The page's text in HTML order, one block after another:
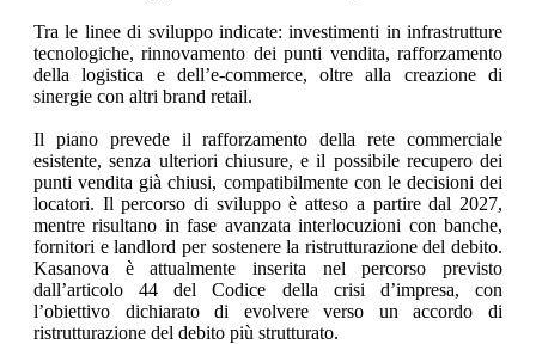
Tra le linee di sviluppo indicate: investimenti in infrastrutture
tecnologiche, rinnovamento dei punti vendita, rafforzamento
della logistica e dell’e-commerce, oltre alla creazione di
sinergie con altri brand retail.
Il piano prevede il rafforzamento della rete commerciale
esistente, senza ulteriori chiusure, e il possibile recupero dei
punti vendita già chiusi, compatibilmente con le decisioni dei
locatori. Il percorso di sviluppo è atteso a partire dal 2027,
mentre risultano in fase avanzata interlocuzioni con banche,
fornitori e landlord per sostenere la ristrutturazione del debito.
Kasanova è attualmente inserita nel percorso previsto
dall’articolo 44 del Codice della crisi d’impresa, con
l’obiettivo dichiarato di evolvere verso un accordo di
ristrutturazione del debito più strutturato.